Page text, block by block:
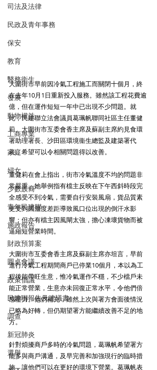
司法及法律
民政及青年事務
保安
教育
醫務衛生
發展
動物權益
工商專業
家庭
婦女
少數族裔
青年民建聯
施政報告
財政預算案
圓桌會議
政策倡議
民建聯報告及建議書
調查
新冠肺炎
選舉
大圍街市早前因冷氣工程施工而關閉十個月，終
在去年10月1日重新投入服務。雖然該工程花費逾
億，但在運作短短一年中已出現不少問題。就
此，民建聯立法會議員葛珮帆聯同社區主任董健
莉、大圍街市互委會香主席及蘇副主席約見食環
署助理署長、沙田區環境衞生總監及建築署代
表，希望可以令相關問題得以改善。
董健莉在會上指出，街市冷氣溫度不均的問題非
常嚴重。她舉例指有檔主反映在下午西斜時段完
全感受不到冷氣，需要自行安裝風扇，貨品質素
更受到因溫度差距導致風口位出現的倒汗水影
響；但亦有檔主因風閘太強，擔心凍壞貨物而被
逼縮短營業時間。
大圍街市互委會香主席及蘇副主席亦坦言，早前
進行冷氣工程期間商戶已停業10個月，本以為工
程後能帶旺生意，惟冷氣運作不穩，不少檔戶未
能正常營業，生意亦未回復正常水平，令他們倍
感壓力。他們補充，雖然上次與署方會面後情況
已略為好轉，但仍期望署方能繼續改善不足的地
方。
針對煩擾商戶多時的冷氣問題，葛珮帆希望署方
能多與商戶溝通，及早完善和加強現行的臨時措
施，讓他們可以在更好的環境下營業。葛珮帆表